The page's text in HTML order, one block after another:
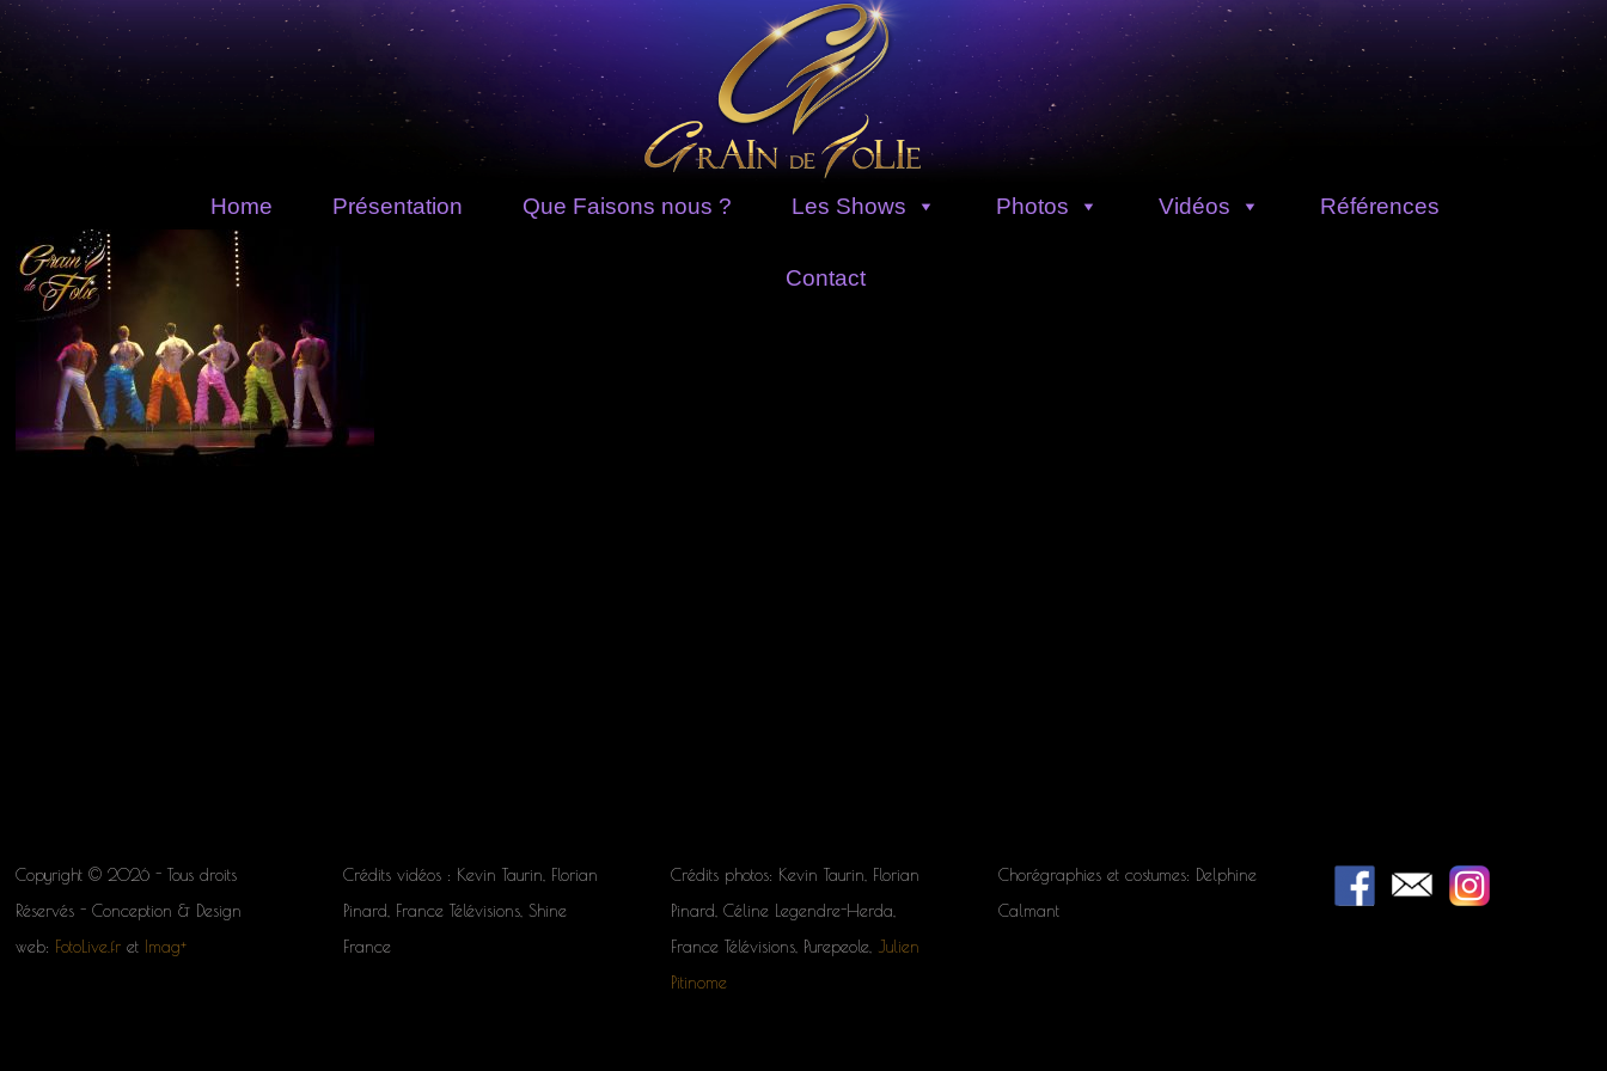
Home Présentation Que Faisons nous ? Les Shows Photos Vidéos Références
Contact
Copyright © 2026 - Tous droits
Réservés - Conception & Design
web: FotoLive.fr et Imag+
Crédits vidéos : Kevin Taurin, Florian
Pinard, France Télévisions, Shine
France
Crédits photos: Kevin Taurin, Florian
Pinard, Céline Legendre-Herda,
France Télévisions, Purepeole,
Julien
Pitinome
Chorégraphies et costumes: Delphine
Calmant